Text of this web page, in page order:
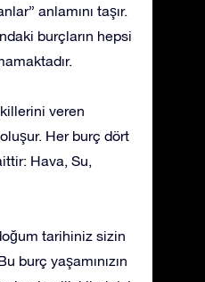
anlamını taşır.
burçların hepsi
veren
oluşur. Her burç dört
Hava, Su,
tarihiniz sizin
burç yaşamınızın